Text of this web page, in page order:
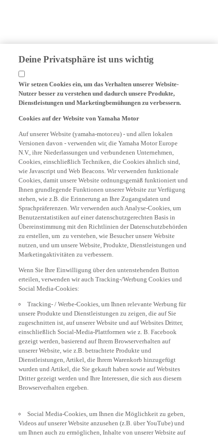
Deine Privatsphäre ist uns wichtig
Wir setzen Cookies ein, um das Verhalten unserer Website-
Nutzer besser zu verstehen und dadurch unsere Produkte,
Dienstleistungen und Marketingbemühungen zu verbessern.
Cookies auf der Website von Yamaha Motor
Auf unserer Website (yamaha-motor.eu) - und allen lokalen
Versionen davon - verwenden wir, die Yamaha Motor Europe
N.V., ihre Niederlassungen und verbundenen Unternehmen,
Cookies, einschließlich Techniken, die Cookies ähnlich sind,
wie Javascript und Web Beacons. Wir verwenden funktionale
Cookies, damit unsere Website ordnungsgemäß funktioniert und
Ihnen grundlegende Funktionen unserer Website zur Verfügung
stehen, wie z.B. die Erinnerung an Ihre Zugangsdaten und
Sprachpräferenzen. Wir verwenden auch Analyse-Cookies, um
Benutzerstatistiken auf einer datenschutzgerechten Basis in
Übereinstimmung mit den Richtlinien der Datenschutzbehörden
zu erstellen, um zu verstehen, wie Besucher unsere Website
nutzen, und um unsere Website, Produkte, Dienstleistungen und
Marketingaktivitäten zu verbessern.
Wenn Sie Ihre Einwilligung über den untenstehenden Button
erteilen, verwenden wir auch Tracking-/Werbung Cookies und
Social Media-Cookies:
Tracking- / Werbe-Cookies, um Ihnen relevante Werbung für
unsere Produkte und Dienstleistungen zu zeigen, die auf Sie
zugeschnitten ist, auf unserer Website und auf Websites Dritter,
einschließlich Social-Media-Plattformen wie z. B. Facebook
gezeigt werden, basierend auf Ihrem Browserverhalten auf
unserer Website, wie z.B. betrachtete Produkte und
Dienstleistungen, Artikel, die Ihrem Warenkorb hinzugefügt
wurden und Artikel, die Sie gekauft haben sowie auf Websites
Dritter gezeigt werden und Ihre Interessen, die sich aus diesem
Browserverhalten ergeben.
Social Media-Cookies, um Ihnen die Möglichkeit zu geben,
Videos auf unserer Website anzusehen (z.B. über YouTube) und
um Ihnen auch zu ermöglichen, Inhalte von unserer Website auf